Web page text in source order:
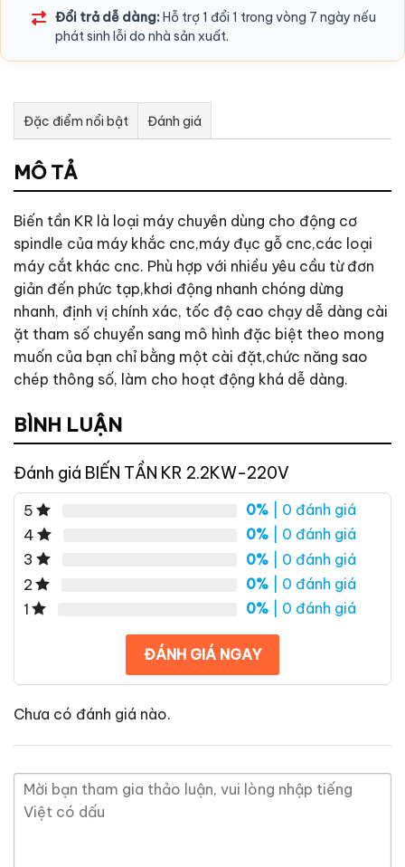
Đổi trả dễ dàng:Hỗ trợ 1 đổi 1 trong vòng 7 ngày nếu
phát sinh lỗi do nhà sản xuất.
Đặc điểm nổi bật Đánh giá
Tư vấn & bán hàng qua Facebook
MÔ TẢ
Biến tần KR là loại máy chuyên dùng cho động cơ
spindle của máy khắc cnc,máy đục gỗ cnc,các loại
máy cắt khác cnc. Phù hợp với nhiều yêu cầu từ đơn
giản đến phức tạp,khơi động nhanh chóng dừng
nhanh, định vị chính xác, tốc độ cao chạy dễ dàng cài
ặt tham số chuyển sang mô hình đặc biệt theo mong
muốn của bạn chỉ bằng một cài đặt,chức năng sao
chép thông số, làm cho hoạt động khá dễ dàng.
BÌNH LUẬN
Đánh giá BIẾN TẦN KR 2.2KW-220V
5 0% | 0 đánh giá
4
0% | 0 đánh giá
3
0% | 0 đánh giá
2
0% | 0 đánh giá
1
0% | 0 đánh giá
ĐÁNH GIÁ NGAY
Chưa có đánh giá nào.